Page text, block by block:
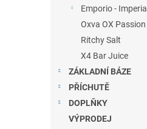
Emporio - Imperia
Oxva OX Passion
Ritchy Salt
X4 Bar Juice
ZÁKLADNÍ BÁZE
PŘÍCHUTĚ
DOPLŇKY
VÝPRODEJ